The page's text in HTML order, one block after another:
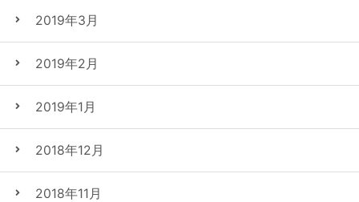
2019年3月
2019年2月
2019年1月
2018年12月
2018年11月